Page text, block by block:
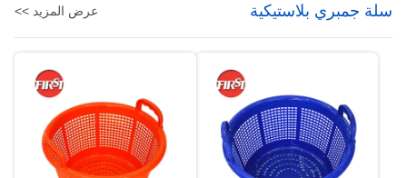
سلة جمبري بلاستيكية عرض المزيد >>